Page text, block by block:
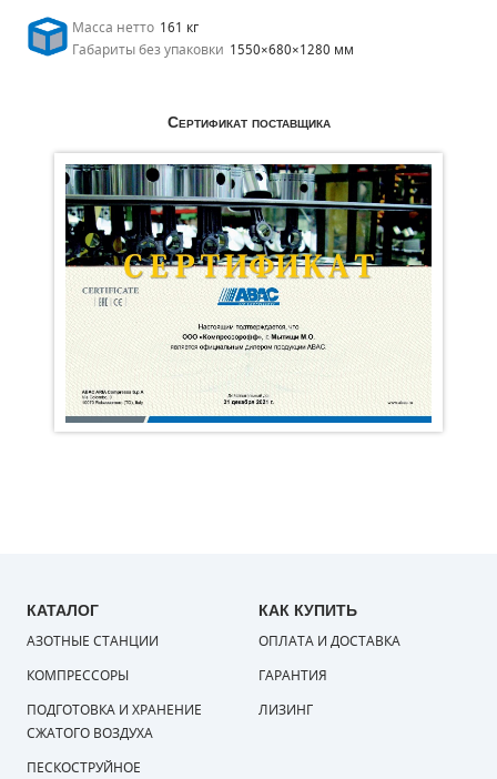
Масса нетто 161 кг
Габариты без упаковки 1550×680×1280 мм
Сертификат поставщика
КАТАЛОГ
АЗОТНЫЕ СТАНЦИИ
КОМПРЕССОРЫ
ПОДГОТОВКА И ХРАНЕНИЕ
СЖАТОГО ВОЗДУХА
ПЕСКОСТРУЙНОЕ
КАК КУПИТЬ
ОПЛАТА И ДОСТАВКА
ГАРАНТИЯ
ЛИЗИНГ